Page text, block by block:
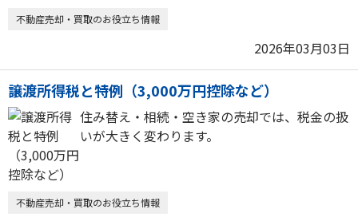
不動産売却・買取のお役立ち情報
2026年03月03日
譲渡所得税と特例（3,000万円控除など）
住み替え・相続・空き家の売却では、税金の扱
いが大きく変わります。
不動産売却・買取のお役立ち情報